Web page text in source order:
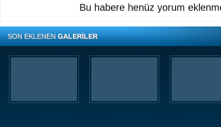
Bu habere henüz yorum
SON EKLENENGALERİLER